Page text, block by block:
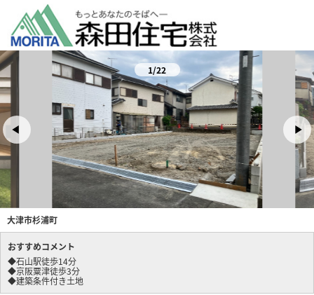
1/22
大津市杉浦町
おすすめコメント
◆石山駅徒歩14分
◆京阪粟津徒歩3分
◆建築条件付き土地